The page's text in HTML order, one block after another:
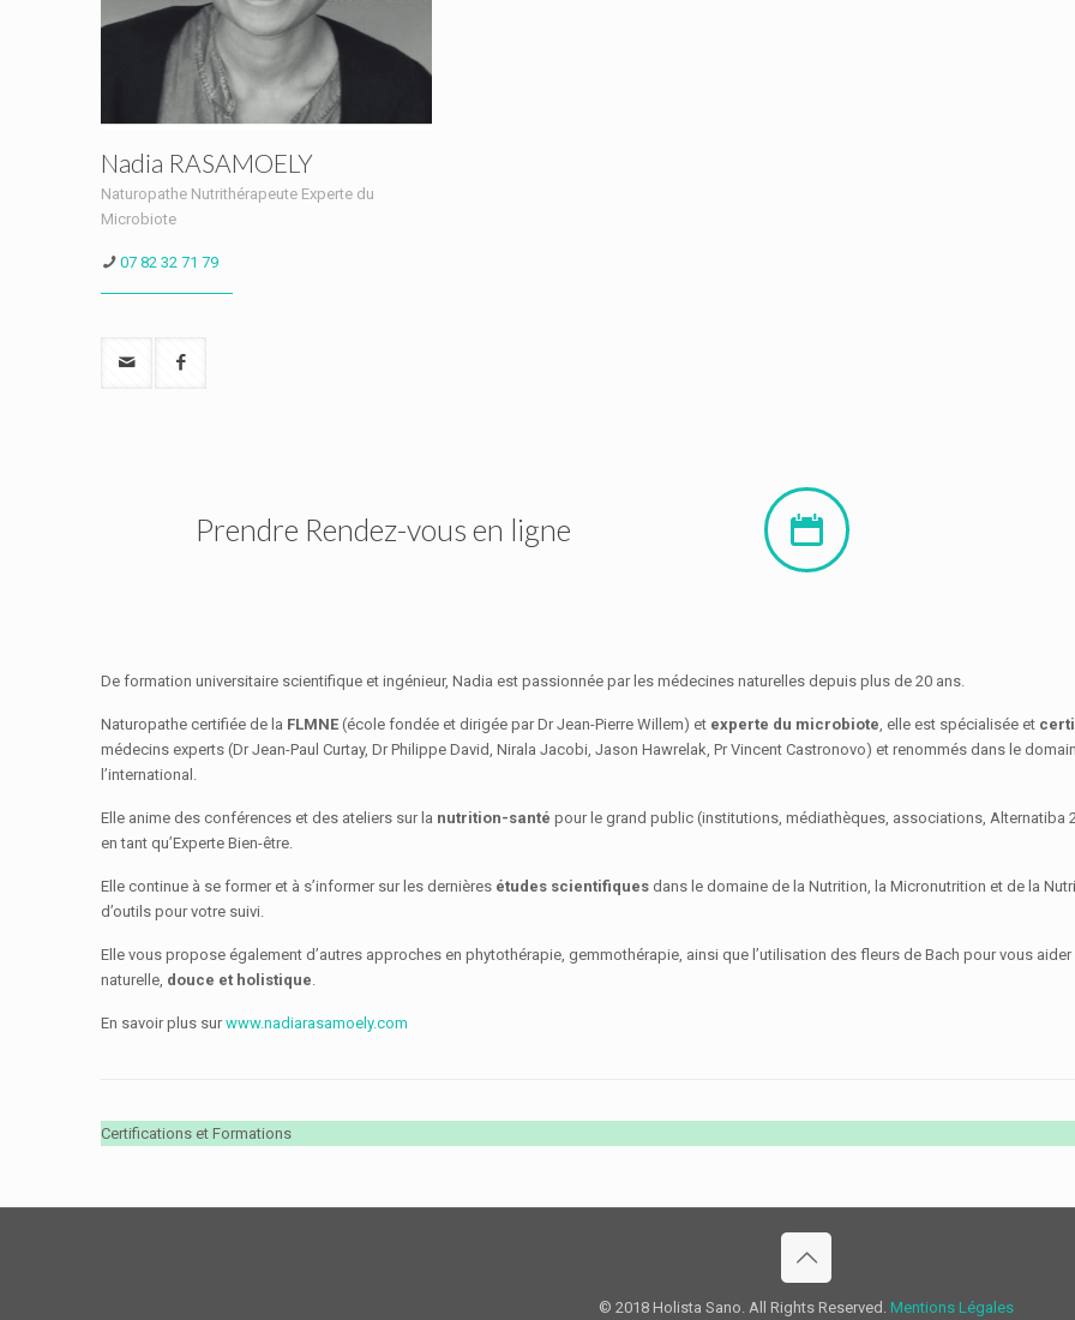
Nadia RASAMOELY
Naturopathe Nutrithérapeute Experte du
Microbiote
07 82 32 71 79
Prendre Rendez-vous en ligne
De formation universitaire scientifique et ingénieur, Nadia est passionnée par les médecines naturelles depuis plus de 20 ans.
Naturopathe certifiée de la FLMNE (école fondée et dirigée par Dr Jean-Pierre Willem) et experte du microbiote, elle est spécialisée et
médecins experts (Dr Jean-Paul Curtay, Dr Philippe David, Nirala Jacobi, Jason Hawrelak, Pr Vincent Castronovo) et renommés dans le
l’international.
Elle anime des conférences et des ateliers sur la nutrition-santé pour le grand public (institutions, médiathèques, associations, Alternatiba
en tant qu’Experte Bien-être.
Elle continue à se former et à s’informer sur les dernières études scientifiques dans le domaine de la Nutrition, la Micronutrition et de la
d’outils pour votre suivi.
Elle vous propose également d’autres approches en phytothérapie, gemmothérapie, ainsi que l’utilisation des fleurs de Bach pour vous
naturelle, douce et holistique.
En savoir plus surwww.nadiarasamoely.com
Certifications et Formations
© 2018 Holista Sano. All Rights Reserved. Mentions Légales